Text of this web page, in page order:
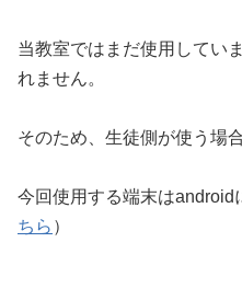
当教室ではまだ使用してい
れません。
そのため、生徒側が使う場
今回使用する端末はandroid
ちら ）